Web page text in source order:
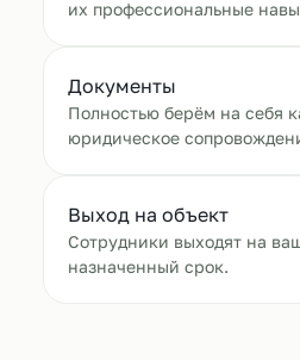
их профессиональные
Документы
Полностью берём на себя
юридическое
Выход на объект
Сотрудники выходят на
назначенный срок.